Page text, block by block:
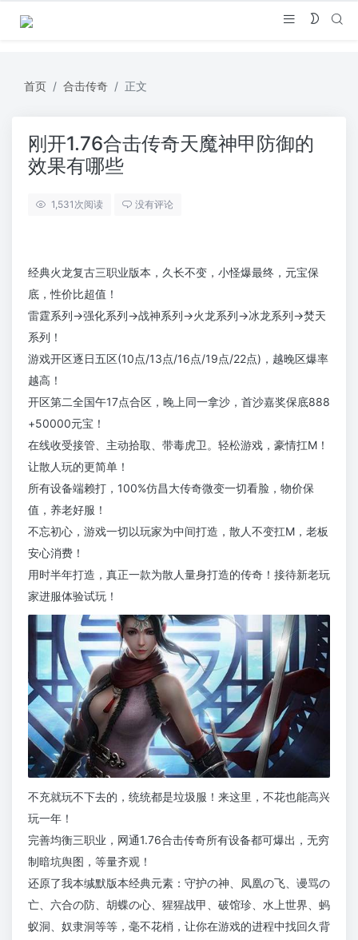
首页 合击传奇 正文
刚开1.76合击传奇天魔神甲防御的
效果有哪些
1,531 次阅读 没有评论
经典火龙复古三职业版本，久长不变，小怪爆最终，元宝保
底，性价比超值！
雷霆系列→强化系列→战神系列→火龙系列→冰龙系列→焚天
系列！
游戏开区逐日五区(10点/13点/16点/19点/22点)，越晚区爆率
越高！
开区第二全国午17点合区，晚上同一拿沙，首沙嘉奖保底888
+50000元宝！
在线收受接管、主动拾取、带毒虎卫。轻松游戏，豪情扛M！
让散人玩的更简单！
所有设备端赖打，100%仿昌大传奇微变一切看脸，物价保
值，养老好服！
不忘初心，游戏一切以玩家为中间打造，散人不变扛M，老板
安心消费！
用时半年打造，真正一款为散人量身打造的传奇！接待新老玩
家进服体验试玩！
不充就玩不下去的，统统都是垃圾服！来这里，不花也能高兴
玩一年！
完善均衡三职业，网通1.76合击传奇所有设备都可爆出，无穷
制暗坑舆图，等量齐观！
还原了我本缄默版本经典元素：守护の神、凤凰の飞、谩骂の
亡、六合の防、胡蝶の心、猩猩战甲、破馆珍、水上世界、蚂
蚁洞、奴隶洞等等，毫不花梢，让你在游戏的进程中找回久背